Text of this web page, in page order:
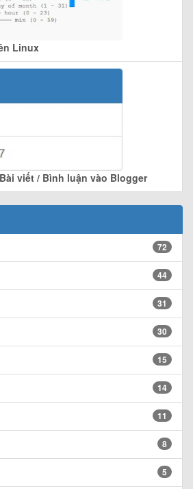
Linux
viết / Bình luận vào Blogger
72
44
31
30
15
14
11
8
5